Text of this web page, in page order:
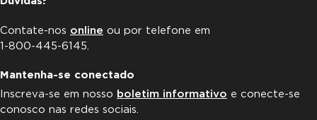
Contate-nos online ou por telefone em
1-800-445-6145.
Mantenha-se conectado
Inscreva-se em nosso boletim informativo e conecte-se
conosco nas redes sociais.